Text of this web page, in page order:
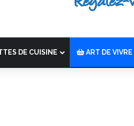
DE CUISINE ART DE VIVRE